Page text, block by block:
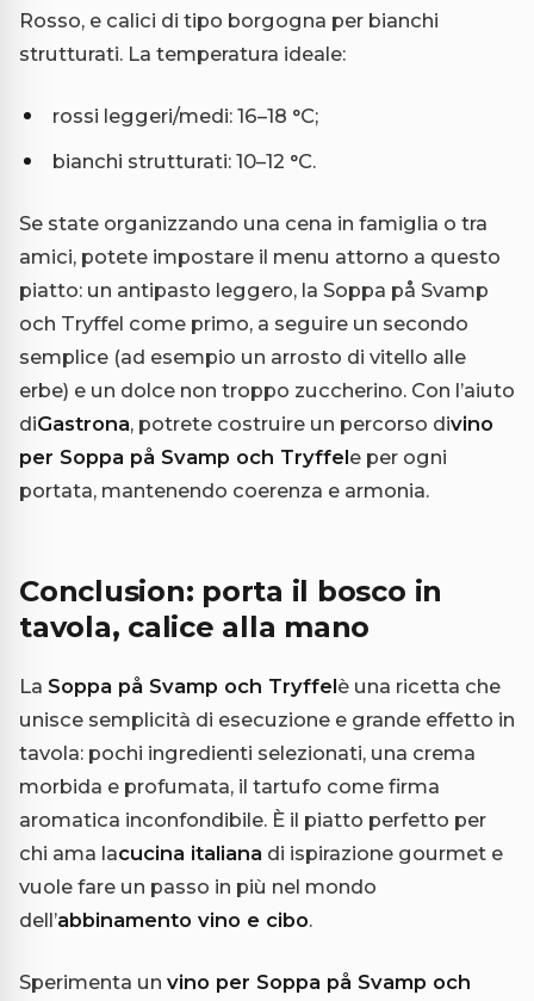
Rosso, e calici di tipo borgogna per bianchi
strutturati. La temperatura ideale:
rossi leggeri/medi: 16–18 °C;
bianchi strutturati: 10–12 °C.
Se state organizzando una cena in famiglia o tra
amici, potete impostare il menu attorno a questo
piatto: un antipasto leggero, la Soppa på Svamp
och Tryffel come primo, a seguire un secondo
semplice (ad esempio un arrosto di vitello alle
erbe) e un dolce non troppo zuccherino. Con l’aiuto
diGastrona, potrete costruire un percorso divino
per Soppa på Svamp och Tryffele per ogni
portata, mantenendo coerenza e armonia.
Conclusion: porta il bosco in
tavola, calice alla mano
La Soppa på Svamp och Tryffelè una ricetta che
unisce semplicità di esecuzione e grande effetto in
tavola: pochi ingredienti selezionati, una crema
morbida e profumata, il tartufo come firma
aromatica inconfondibile. È il piatto perfetto per
chi ama lacucina italiana di ispirazione gourmet e
vuole fare un passo in più nel mondo
dell’abbinamento vino e cibo.
Sperimenta un vino per Soppa på Svamp och